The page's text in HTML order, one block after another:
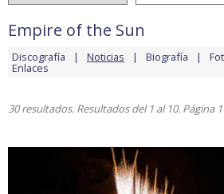
Empire of the Sun
Discografía Noticias Biografía
Enlaces
30 resultados. Resultados del 1 al 10. Página